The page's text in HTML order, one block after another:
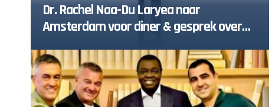
Dr. Rachel Naa-Du Laryea naar
Amsterdam voor diner & gesprek over